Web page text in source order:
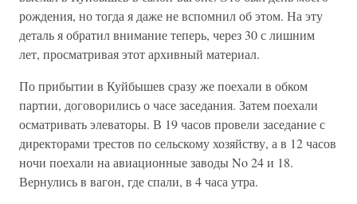
рождения, но тогда я даже не вспомнил об этом. На эту
деталь я обратил внимание теперь, через 30 с лишним
лет, просматривая этот архивный материал.
По прибытии в Куйбышев сразу же поехали в обком
партии, договорились о часе заседания. Затем поехали
осматривать элеваторы. В 19 часов провели заседание с
директорами трестов по сельскому хозяйству, а в 12 часов
ночи поехали на авиационные заводы No 24 и 18.
Вернулись в вагон, где спали, в 4 часа утра.